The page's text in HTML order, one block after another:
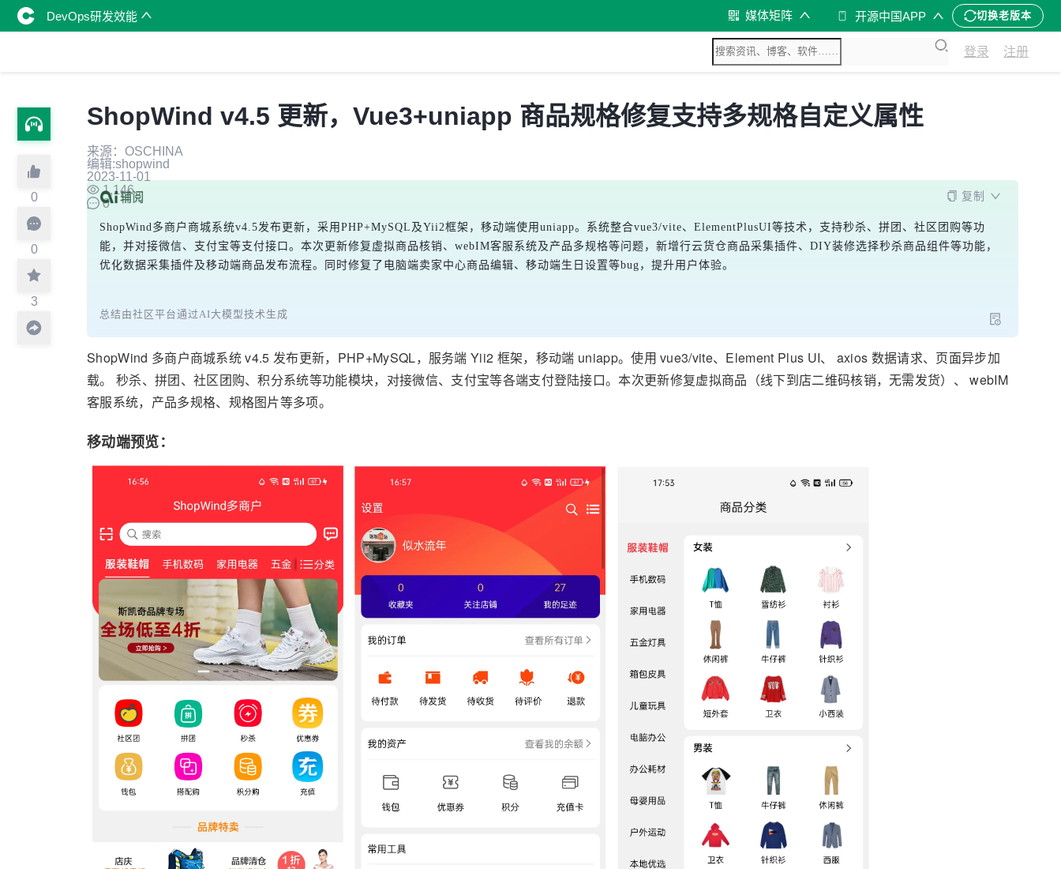
DevOps研发效能 媒体矩阵 开源中国APP 切换老版本
登录 注册
0
0
3
ShopWind v4.5 更新，Vue3+uniapp 商品规格修复支持多规格自定义属性
来源：OSCHINA
编辑:shopwind
2023-11-01
1,146
0
复制
ShopWind多商户商城系统v4.5发布更新，采用PHP+MySQL及Yii2框架，移动端使用uniapp。系统整合vue3/vite、ElementPlusUI等技术，支持秒杀、拼团、社区团购等功
能，并对接微信、支付宝等支付接口。本次更新修复虚拟商品核销、webIM客服系统及产品多规格等问题，新增行云货仓商品采集插件、DIY装修选择秒杀商品组件等功能，
优化数据采集插件及移动端商品发布流程。同时修复了电脑端卖家中心商品编辑、移动端生日设置等bug，提升用户体验。
总结由社区平台通过AI大模型技术生成
ShopWind 多商户商城系统v4.5 发布更新，PHP+MySQL，服务端 Yii2 框架，移动端 uniapp。使用 vue3/vite、Element Plus UI、 axios 数据请求、页面异步加
载。 秒杀、拼团、社区团购、积分系统等功能模块，对接微信、支付宝等各端支付登陆接口。本次更新修复虚拟商品（线下到店二维码核销，无需发货）、 webIM
客服系统，产品多规格、规格图片等多项。
移动端预览：